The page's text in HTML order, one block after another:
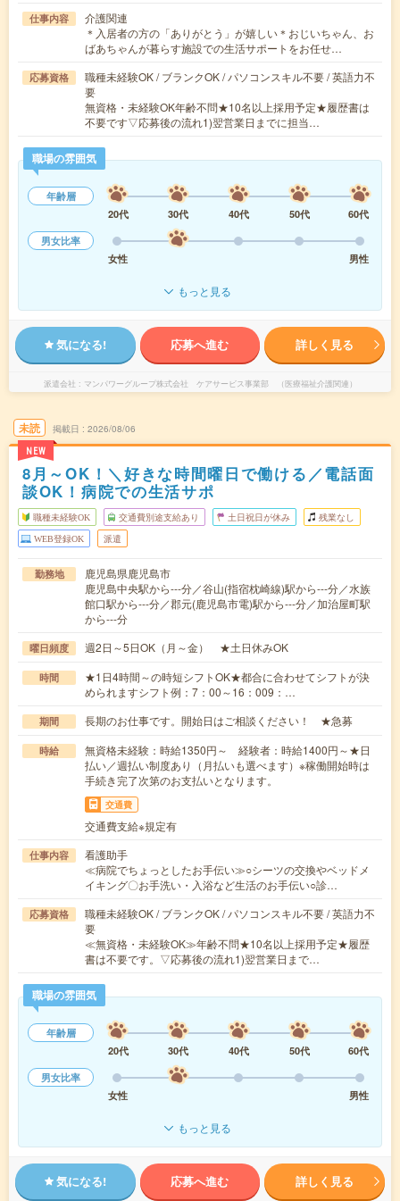
仕事内容
介護関連
＊入居者の方の「ありがとう」が嬉しい＊おじいちゃん、お
ばあちゃんが暮らす施設での生活サポートをお任せ…
応募資格
職種未経験OK / ブランクOK / パソコンスキル不要 / 英語力不
要
無資格・未経験OK年齢不問★10名以上採用予定★履歴書は
不要です▽応募後の流れ1)翌営業日までに担当…
職場の雰囲気
年齢層
20代
30代 40代 50代
60代
男女比率
女性
男性
もっと見る
気になる! 応募へ進む 詳しく見る
派遣会社 マンパワーグループ株式会社 ケアサービス事業部 （医療福祉介護関連）
未読
NEW
掲載日 2026/08/06
8月～OK！＼好きな時間曜日で働ける／電話面
談OK！病院での生活サポ
職種未経験OK 交通費別途支給あり 土日祝日が休み 残業なし
WEB登録OK 派遣
勤務地
鹿児島県鹿児島市
鹿児島中央駅から---分／谷山(指宿枕崎線)駅から---分／水族
館口駅から---分／郡元(鹿児島市電)駅から---分／加治屋町駅
から---分
曜日頻度 週2日～5日OK（月～金） ★土日休みOK
時間
★1日4時間～の時短シフトOK★都合に合わせてシフトが決
められますシフト例：7：00～16：009：…
期間 長期のお仕事です。開始日はご相談ください！ ★急募
時給
無資格未経験：時給1350円～ 経験者：時給1400円～★日
払い／週払い制度あり（月払いも選べます）※稼働開始時は
手続き完了次第のお支払いとなります。
交通費
交通費支給※規定有
仕事内容
看護助手
≪病院でちょっとしたお手伝い≫○シーツの交換やベッドメ
イキング〇お手洗い・入浴など生活のお手伝い○診…
応募資格
職種未経験OK / ブランクOK / パソコンスキル不要 / 英語力不
要
≪無資格・未経験OK≫年齢不問★10名以上採用予定★履歴
書は不要です。▽応募後の流れ1)翌営業日まで…
職場の雰囲気
年齢層
20代
30代 40代 50代
60代
男女比率
女性
男性
もっと見る
気になる! 応募へ進む 詳しく見る